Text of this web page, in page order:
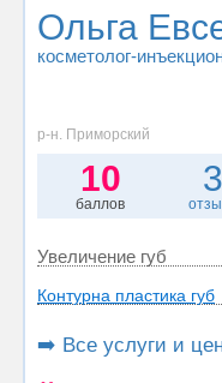
Ольга
косметолог-
р-н. Приморский
10
баллов
3
Увеличение губ
Контурна пластика губ
➡️ Все услуги и